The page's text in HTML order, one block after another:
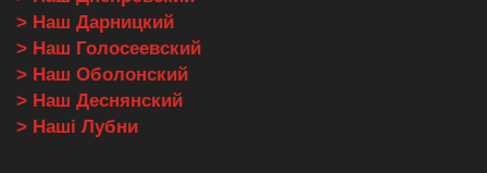
> Наш Дарницкий
> Наш Голосеевский
> Наш Оболонский
> Наш Деснянский
> Наші Лубни